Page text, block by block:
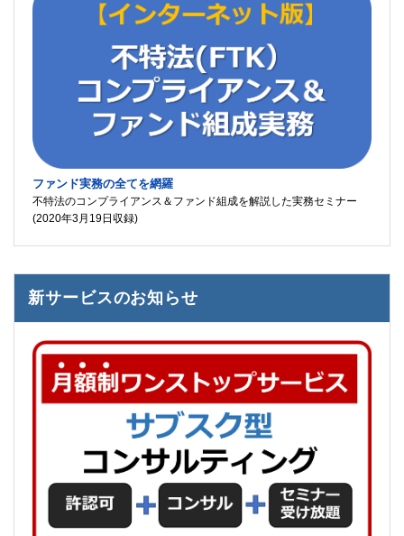
ファンド実務の全てを網羅
不特法のコンプライアンス＆ファンド組成を解説した実務セミナー
(2020年3月19日収録)
新サービスのお知らせ